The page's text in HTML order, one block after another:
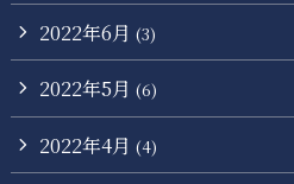
2022年6月 (3)
2022年5月 (6)
2022年4月 (4)